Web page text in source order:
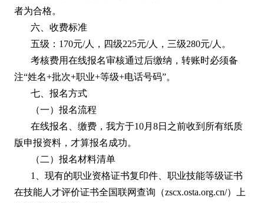
者为合格。
六、收费标准
五级：170元/人，四级225元/人，三级280元/人。
考核费用在线报名审核通过后缴纳，转账时必须备
注“姓名+批次+职业+等级+电话号码”。
七、报名方式
（一）报名流程
在线报名、缴费，我方于10月8日之前收到所有纸质
版申报资料，才算报名成功。
（二）报名材料清单
1、现有的职业资格证书复印件、职业技能等级证书
在技能人才评价证书全国联网查询（zscx.osta.org.cn/）上